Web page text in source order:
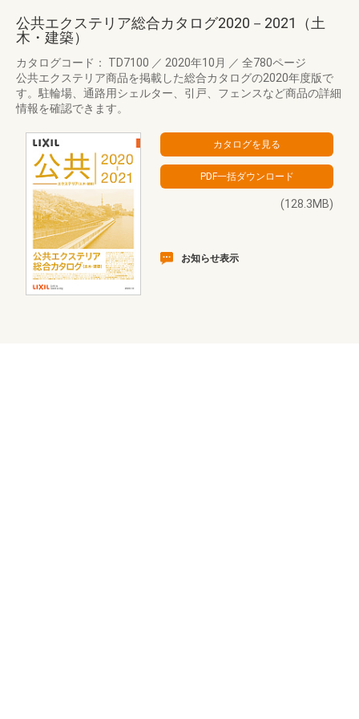
公共エクステリア総合カタログ2020－2021（土
木・建築）
カタログコード： TD7100 ／ 2020年10月 ／ 全780ページ
公共エクステリア商品を掲載した総合カタログの2020年度版で
す。駐輪場、通路用シェルター、引戸、フェンスなど商品の詳細
情報を確認できます。
(128.3MB)
お知らせ表示